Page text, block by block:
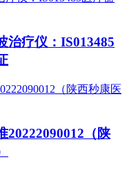
治疗仪：IS013485
20222090012（陕